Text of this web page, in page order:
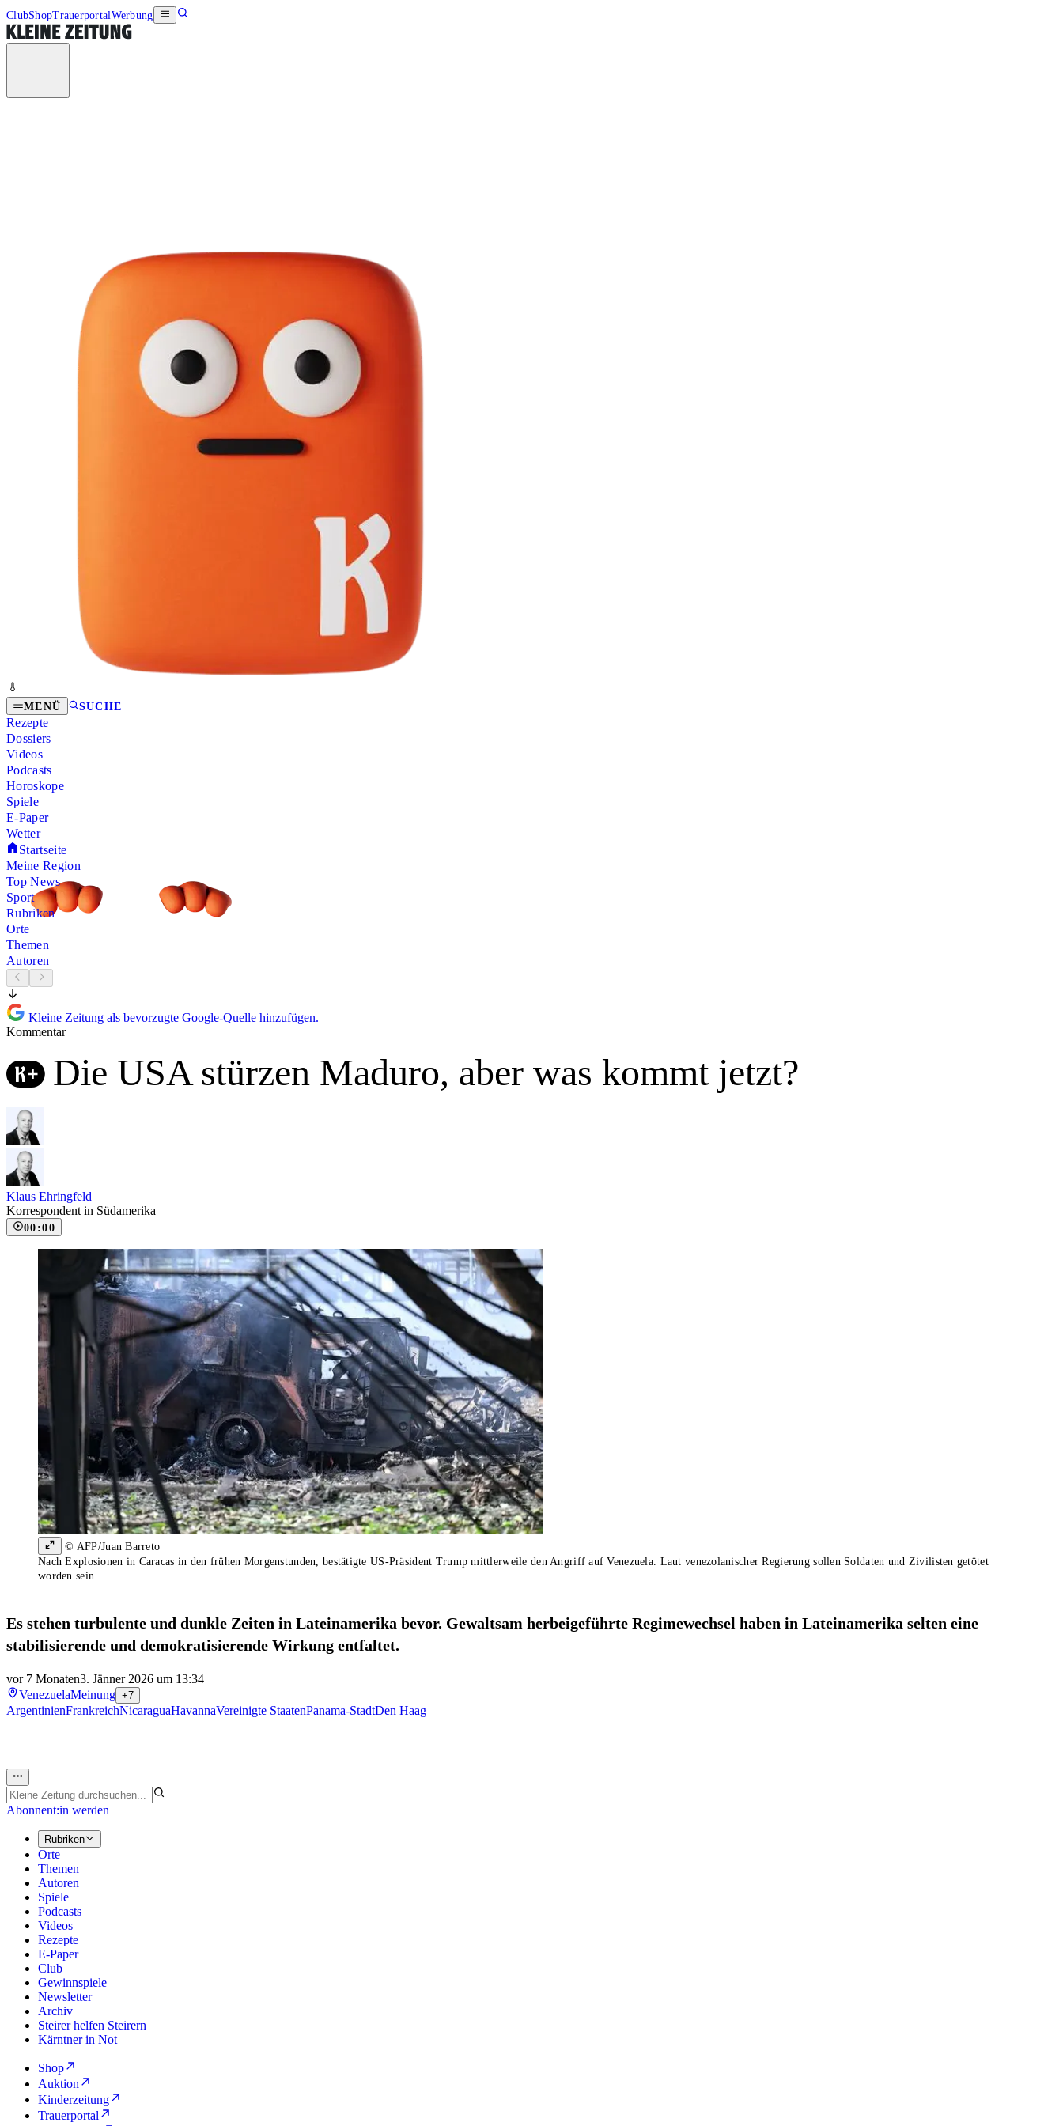
ClubShopTrauerportalWerbung
MENÜ SUCHE
Rezepte
Dossiers
Videos
Podcasts
Horoskope
Spiele
E-Paper
Wetter
Startseite
Meine Region
Top News
Sport
Rubriken
Orte
Themen
Autoren
Kleine Zeitung als bevorzugte Google-Quelle hinzufügen.
Kommentar
Die USA stürzen Maduro, aber was kommt jetzt?
Klaus Ehringfeld
Korrespondent in Südamerika
00:00
© AFP/Juan Barreto
Nach Explosionen in Caracas in den frühen Morgenstunden, bestätigte US-Präsident Trump mittlerweile den Angriff auf Venezuela. Laut venezolanischer Regierung sollen Soldaten und Zivilisten getötet
worden sein.
Es stehen turbulente und dunkle Zeiten in Lateinamerika bevor. Gewaltsam herbeigeführte Regimewechsel haben in Lateinamerika selten eine
stabilisierende und demokratisierende Wirkung entfaltet.
vor 7 Monaten3. Jänner 2026 um 13:34
VenezuelaMeinung +7
ArgentinienFrankreichNicaraguaHavannaVereinigte StaatenPanama-StadtDen Haag
Abonnent:in werden
Rubriken
Orte
Themen
Autoren
Spiele
Podcasts
Videos
Rezepte
E-Paper
Club
Gewinnspiele
Newsletter
Archiv
Steirer helfen Steirern
Kärntner in Not
Shop
Auktion
Kinderzeitung
Trauerportal